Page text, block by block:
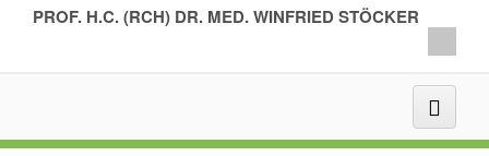
PROF. H.C. (RCH) DR. MED. WINFRIED STÖCKER